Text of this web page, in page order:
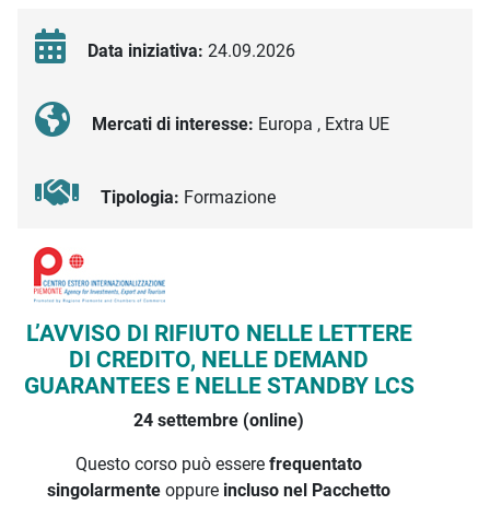
Data iniziativa: 24.09.2026
Mercati di interesse: Europa , Extra UE
Tipologia: Formazione
Descrizione iniziativa
L’AVVISO DI RIFIUTO NELLE LETTERE
DI CREDITO, NELLE DEMAND
GUARANTEES E NELLE STANDBY LCS
24 settembre (online)
Questo corso può essere frequentato
singolarmente oppure incluso nel Pacchetto